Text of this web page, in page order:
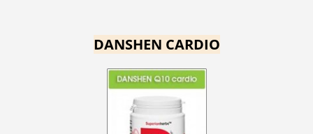
DANSHEN CARDIO